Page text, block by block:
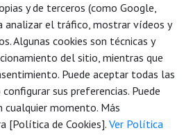
Blog
Agenda
C/ Conde Mirasol 7 bajo.
48003 Bilbao - Bizkaia
Tel. 944 792 258
(34) 7177 884 061 006
y de terceros (como Google,
analizar el tráfico, mostrar vídeos y
Algunas cookies son técnicas y
del sitio, mientras que
Puede aceptar todas las
sus preferencias. Puede
cualquier momento. Más
[Política de Cookies]. Ver Política